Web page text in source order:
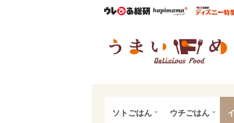
ウレぴあ総研ハピママ*
ソトごはん ウチごはん